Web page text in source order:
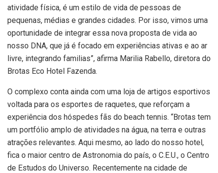
atividade física, é um estilo de vida de pessoas de
pequenas, médias e grandes cidades. Por isso, vimos uma
oportunidade de integrar essa nova proposta de vida ao
nosso DNA, que já é focado em experiências ativas e ao ar
livre, integrando familias”, afirma Marilia Rabello, diretora do
Brotas Eco Hotel Fazenda.
O complexo conta ainda com uma loja de artigos esportivos
voltada para os esportes de raquetes, que reforçam a
experiência dos hóspedes fãs do beach tennis. “Brotas tem
um portfólio amplo de atividades na água, na terra e outras
atrações relevantes. Aqui mesmo, ao lado do nosso hotel,
fica o maior centro de Astronomia do país, o C.E.U., o Centro
de Estudos do Universo. Recentemente na cidade de